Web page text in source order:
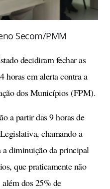
Secom/PMM
decidiram fechar as
horas em alerta contra a
dos Municípios (FPM).
a partir das 9 horas de
chamando a
a diminuição da principal
que praticamente não
dos 25% de